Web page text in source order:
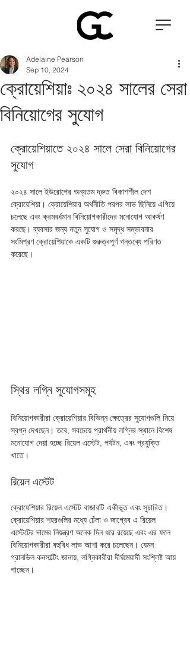
ক্রোয়েশিয়াঃ ২০২৪ সালের সেরা
বিনিয়োগের সুযোগ
Adelaine Pearson
Sep 10, 2024
ক্রোয়েশিয়াতে ২০২৪ সালে সেরা বিনিয়োগের
সুযোগ
২০২৪ সালে ইউরোপের অন্যতম দ্রুত বিকাশশীল দেশ
ক্রোয়েশিয়া। ক্রোয়েশিয়ার অর্থনীতি পরপর লাভ ছিনিয়ে এগিয়ে
চলেছে এবং ক্রমবর্ধমান বিনিয়োগকারীদের মনোযোগ আকর্ষণ
করছে। ব্যবসার জন্য নতুন সুযোগ ও সমৃদ্ধ সম্ভাবনার
সংমিশ্রণ ক্রোয়েশিয়াকে একটি গুরুত্বপূর্ণ গন্তব্যে পরিণত
করেছে।
স্থির লগ্নি সুযোগসমূহ
বিনিয়োগকারীরা ক্রোয়েশিয়ার বিভিন্ন ক্ষেত্রের সুযোগগুলি নিয়ে
স্বপ্ন দেখছেন। তবে, সবচেয়ে প্রার্থনীয় লগ্নির স্থানে বিশেষ
মনোযোগ দেয়া হচ্ছে রিয়েল এস্টেট, পর্যটন, এবং প্রযুক্তি
খাতে।
রিয়েল এস্টেট
ক্রোয়েশিয়ার রিয়েল এস্টেট বাজারটি একীভূত এবং সুচারিত।
ক্রোয়েশিয়ার শহরগুলির মধ্যে ঢেঁলা ও জাগ্রেব এ রিয়েল
এস্টেটের দামের নিয়ন্ত্রণ অনেক দিন ধরে রয়েছে এবং এর ফলে
বিনিয়োগকারীরা বহুবিধ লাভ আশা করে চলেছেন। যেমন
গ্রানভিল কনসাল্টিং জানায়, লগ্নিকারীরা দীর্ঘমেয়াদী সংশ্লিষ্ট আয়
পাচ্ছেন।